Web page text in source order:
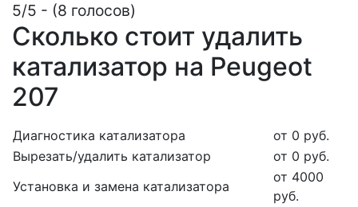
5/5 - (8 голосов)
Сколько стоит удалить
катализатор на Peugeot
207
Диагностика катализатора
от 0 руб.
Вырезать/удалить катализатор
от 0 руб.
Установка и замена катализатора
от 4000
руб.